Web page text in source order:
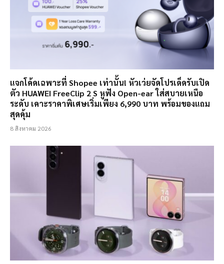
แจกโค้ดเฉพาะที่ Shopee เท่านั้น! หัวเว่ยจัดโปรเด็ดรับเปิด
ตัว HUAWEI FreeClip 2 S หูฟัง Open-ear ใส่สบายเหนือ
ระดับ เคาะราคาพิเศษเริ่มเพียง 6,990 บาท พร้อมของแถม
สุดคุ้ม
8 สิงหาคม 2026